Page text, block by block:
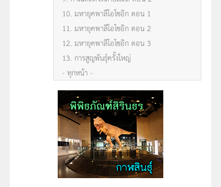
10. มหายุคพาลีโอโซอิก ตอน 1
11. มหายุคพาลีโอโซอิก ตอน 2
12. มหายุคพาลีโอโซอิก ตอน 3
13. การสูญพันธุ์ครั้งใหญ่
- ทุกหน้า -